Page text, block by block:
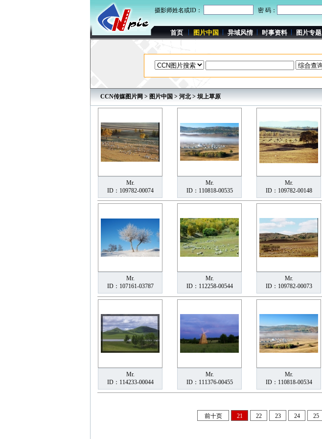
摄影师姓名或ID： 密 码：
首页 图片中国 异域风情 时事资料 图片专题
CCN传媒图片网 > 图片中国 > 河北> 坝上草原
Mr.
ID：109782-00074
Mr.
ID：110818-00535
Mr.
ID：109782-00148
Mr.
ID：107161-03787
Mr.
ID：112258-00544
Mr.
ID：109782-00073
Mr.
ID：114233-00044
Mr.
ID：111376-00455
Mr.
ID：110818-00534
前十页 21 22 23 24 25